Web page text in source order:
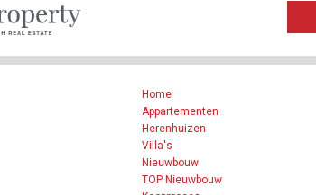
Home
Appartementen
Herenhuizen
Villa's
Nieuwbouw
TOP Nieuwbouw